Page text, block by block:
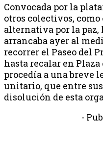
Convocada por la
otros colectivos,
alternativa por la
arrancaba ayer al
recorrer el Paseo del
hasta recalar en Plaza
procedía a una breve
unitario, que entre
disolución de esta
-